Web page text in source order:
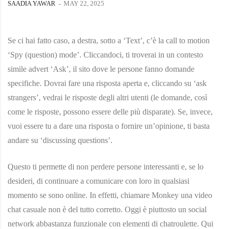
SAADIA YAWAR MAY 22, 2025
Se ci hai fatto caso, a destra, sotto a ‘Text’, c’è la call to motion
‘Spy (question) mode’. Cliccandoci, ti troverai in un contesto
simile advert ‘Ask’, il sito dove le persone fanno domande
specifiche. Dovrai fare una risposta aperta e, cliccando su ‘ask
strangers’, vedrai le risposte degli altri utenti (le domande, così
come le risposte, possono essere delle più disparate). Se, invece,
vuoi essere tu a dare una risposta o fornire un’opinione, ti basta
andare su ‘discussing questions’.
Questo ti permette di non perdere persone interessanti e, se lo
desideri, di continuare a comunicare con loro in qualsiasi
momento se sono online. In effetti, chiamare Monkey una video
chat casuale non è del tutto corretto. Oggi è piuttosto un social
network abbastanza funzionale con elementi di chatroulette. Qui